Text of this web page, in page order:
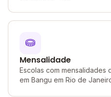
Mensalidade
Escolas com mensalidades
em Bangu em Rio de